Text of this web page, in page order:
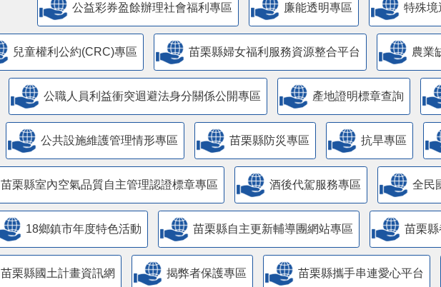
公益彩券盈餘辦理社會福利專區 廉能透明專區 特殊境
兒童權利公約(CRC)專區 苗栗縣婦女福利服務資源整合平台 農業
公職人員利益衝突迴避法身分關係公開專區 產地證明標章查詢
​公共設施維護管理情形專區 苗栗縣防災專區 抗旱專區
苗栗縣室內空氣品質自主管理認證標章專區 酒後代駕服務專區 全民
18鄉鎮市年度特色活動 苗栗縣自主更新輔導團網站專區 苗栗
苗栗縣國土計畫資訊網 揭弊者保護專區 苗栗縣攜手串連愛心平台